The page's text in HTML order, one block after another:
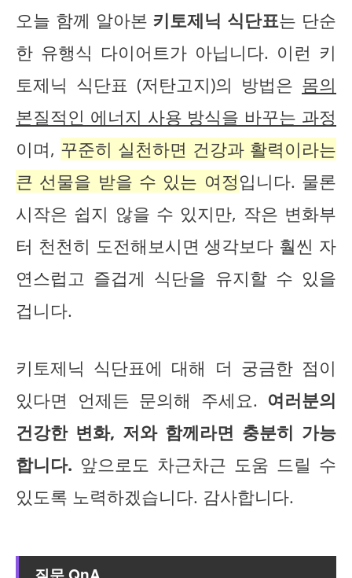
오늘 함께 알아본 키토제닉 식단표는 단순
한 유행식 다이어트가 아닙니다. 이런 키
토제닉 식단표 (저탄고지)의 방법은 몸의
본질적인 에너지 사용 방식을 바꾸는 과정
이며, 꾸준히 실천하면 건강과 활력이라는
큰 선물을 받을 수 있는 여정입니다. 물론
시작은 쉽지 않을 수 있지만, 작은 변화부
터 천천히 도전해보시면 생각보다 훨씬 자
연스럽고 즐겁게 식단을 유지할 수 있을
겁니다.
키토제닉 식단표에 대해 더 궁금한 점이
있다면 언제든 문의해 주세요. 여러분의
건강한 변화, 저와 함께라면 충분히 가능
합니다. 앞으로도 차근차근 도움 드릴 수
있도록 노력하겠습니다. 감사합니다.